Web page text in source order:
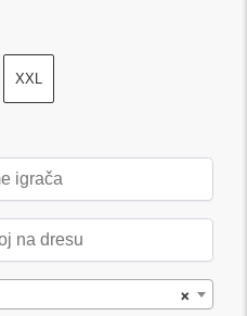
XXL
×